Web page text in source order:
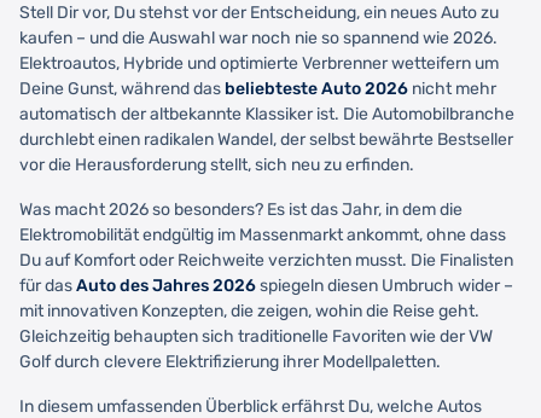
Stell Dir vor, Du stehst vor der Entscheidung, ein neues Auto zu
kaufen – und die Auswahl war noch nie so spannend wie 2026.
Elektroautos, Hybride und optimierte Verbrenner wetteifern um
Deine Gunst, während das beliebteste Auto 2026 nicht mehr
automatisch der altbekannte Klassiker ist. Die Automobilbranche
durchlebt einen radikalen Wandel, der selbst bewährte Bestseller
vor die Herausforderung stellt, sich neu zu erfinden.
Was macht 2026 so besonders? Es ist das Jahr, in dem die
Elektromobilität endgültig im Massenmarkt ankommt, ohne dass
Du auf Komfort oder Reichweite verzichten musst. Die Finalisten
für dasAuto des Jahres 2026spiegeln diesen Umbruch wider –
mit innovativen Konzepten, die zeigen, wohin die Reise geht.
Gleichzeitig behaupten sich traditionelle Favoriten wie der VW
Golf durch clevere Elektrifizierung ihrer Modellpaletten.
In diesem umfassenden Überblick erfährst Du, welche Autos